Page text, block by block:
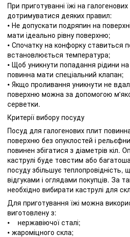
При приготуванні їжі на
дотримуватися деяких правил:
• Не допускати подряпин на
мати ідеально рівну поверхню;
• Спочатку на конфорку ставиться
встановлюється температура;
• Щоб уникнути попадання рідини
повинна мати спеціальний клапан;
• Якщо проливання уникнути не
поверхню можна за допомогою
серветки.
Критерії вибору посуду
Посуд для галогенових плит
поверхню без опуклостей і
повинен збігатися з діаметрів кіл.
каструлі буде товстим або
посуду збільшує теплопровідність,
відгуками і оглядами покупців. За
необхідно вибирати каструлі для
Для приготування їжі можна
виготовлену з:
• нержавіючої сталі;
• жароміцного скла;